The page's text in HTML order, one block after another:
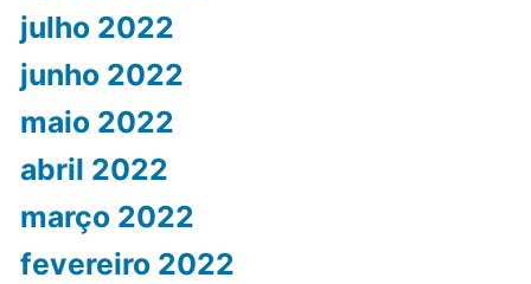
julho 2022
junho 2022
maio 2022
abril 2022
março 2022
fevereiro 2022